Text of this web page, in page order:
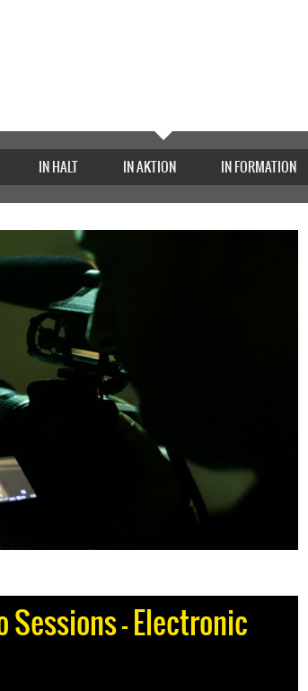
IN HALT IN AKTION IN FORMATION
Sessions – Electronic